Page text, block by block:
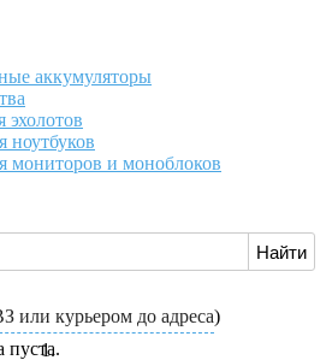
аккумуляторы
эхолотов
ноутбуков
мониторов и моноблоков
или курьером до адреса)
пуста.